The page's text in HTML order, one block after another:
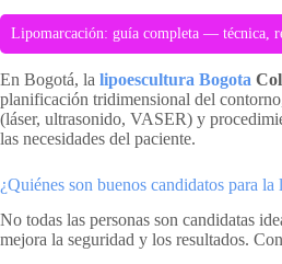
Lipomarcación: guía completa — técnica,
En Bogotá, la lipoescultura Bogota
planificación tridimensional del
(láser, ultrasonido, VASER) y
las necesidades del paciente.
¿Quiénes son buenos candidatos para la
No todas las personas son candidatas
mejora la seguridad y los resultados.